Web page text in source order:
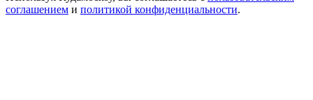
соглашением и политикой конфиденциальности.